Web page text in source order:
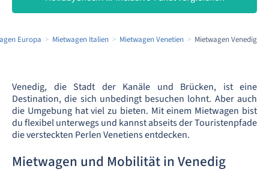
Europa Mietwagen Italien Mietwagen Venetien Mietwagen Venedig
Venedig, die Stadt der Kanäle und Brücken, ist eine
Destination, die sich unbedingt besuchen lohnt. Aber auch
die Umgebung hat viel zu bieten. Mit einem Mietwagen bist
du flexibel unterwegs und kannst abseits der Touristenpfade
die versteckten Perlen Venetiens entdecken.
Mietwagen und Mobilität in Venedig